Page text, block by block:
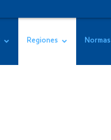
Regiones Normas